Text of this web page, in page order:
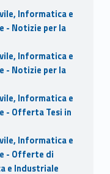
Informatica e
- Notizie per la
Informatica e
- Notizie per la
Informatica e
- Offerta Tesi in
Informatica e
- Offerte di
e Industriale